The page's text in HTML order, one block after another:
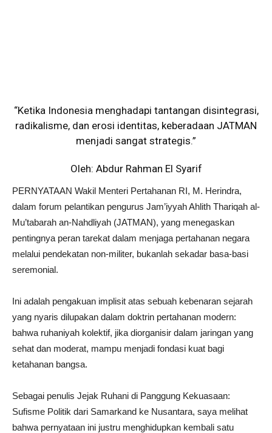
“Ketika Indonesia menghadapi tantangan disintegrasi,
radikalisme, dan erosi identitas, keberadaan JATMAN
menjadi sangat strategis.”
Oleh: Abdur Rahman El Syarif
PERNYATAAN Wakil Menteri Pertahanan RI, M. Herindra,
dalam forum pelantikan pengurus Jam’iyyah Ahlith Thariqah al-
Mu’tabarah an-Nahdliyah (JATMAN), yang menegaskan
pentingnya peran tarekat dalam menjaga pertahanan negara
melalui pendekatan non-militer, bukanlah sekadar basa-basi
seremonial.
Ini adalah pengakuan implisit atas sebuah kebenaran sejarah
yang nyaris dilupakan dalam doktrin pertahanan modern:
bahwa ruhaniyah kolektif, jika diorganisir dalam jaringan yang
sehat dan moderat, mampu menjadi fondasi kuat bagi
ketahanan bangsa.
Sebagai penulis Jejak Ruhani di Panggung Kekuasaan:
Sufisme Politik dari Samarkand ke Nusantara, saya melihat
bahwa pernyataan ini justru menghidupkan kembali satu